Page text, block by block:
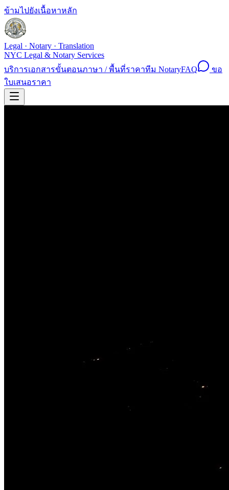
ข้ามไปยังเนื้อหาหลัก
Legal · Notary · Translation
NYC Legal & Notary Services
บริการเอกสารขั้นตอนภาษา / พื้นที่ราคาทีม NotaryFAQ
ขอ
ใบเสนอราคา